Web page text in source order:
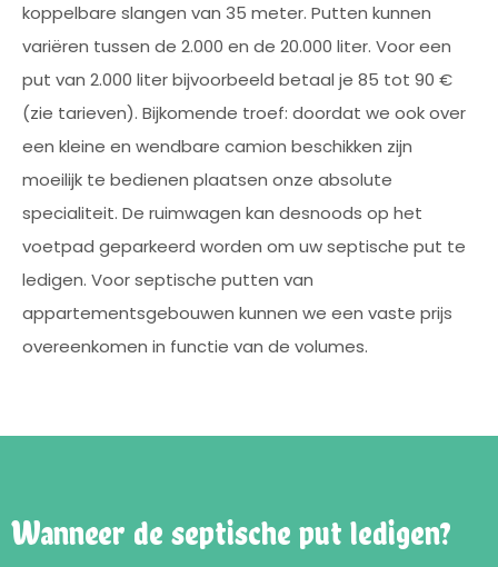
koppelbare slangen van 35 meter. Putten kunnen
variëren tussen de 2.000 en de 20.000 liter. Voor een
put van 2.000 liter bijvoorbeeld betaal je 85 tot 90 €
(zie tarieven). Bijkomende troef: doordat we ook over
een kleine en wendbare camion beschikken zijn
moeilijk te bedienen plaatsen onze absolute
specialiteit. De ruimwagen kan desnoods op het
voetpad geparkeerd worden om uw septische put te
ledigen. Voor septische putten van
appartementsgebouwen kunnen we een vaste prijs
overeenkomen in functie van de volumes.
Wanneer de septische put ledigen?